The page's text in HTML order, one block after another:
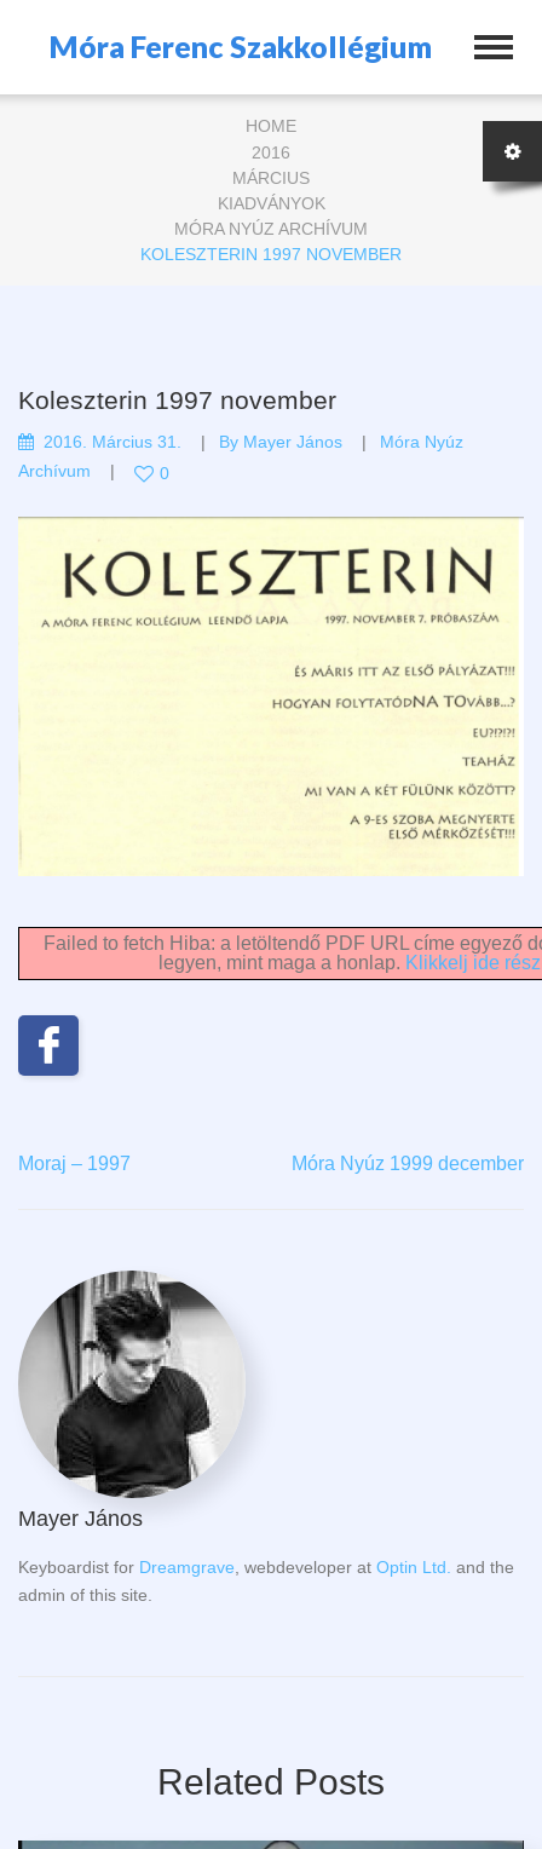
Móra Ferenc Szakkollégium
HOME
2016
MÁRCIUS
KIADVÁNYOK
MÓRA NYÚZ ARCHÍVUM
KOLESZTERIN 1997 NOVEMBER
Koleszterin 1997 november
2016. Március 31. By Mayer János
Móra Nyúz
Archívum
0
Failed to fetch Hiba: a letöltendő PDF URL címe egyező
legyen, mint maga a honlap. Klikkelj ide
Moraj – 1997 Móra Nyúz 1999 december
Mayer János
Keyboardist for Dreamgrave, webdeveloper at Optin Ltd. and the
admin of this site.
Related Posts